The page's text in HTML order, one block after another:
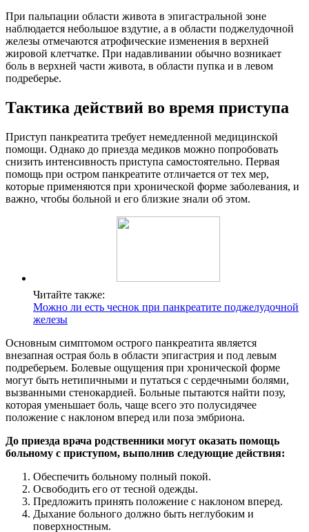
При пальпации области живота в эпигастральной зоне
наблюдается небольшое вздутие, а в области поджелудочной
железы отмечаются атрофические изменения в верхней
жировой клетчатке. При надавливании обычно возникает
боль в верхней части живота, в области пупка и в левом
подреберье.
Тактика действий во время приступа
Приступ панкреатита требует немедленной медицинской
помощи. Однако до приезда медиков можно попробовать
снизить интенсивность приступа самостоятельно. Первая
помощь при остром панкреатите отличается от тех мер,
которые применяются при хронической форме заболевания, и
важно, чтобы больной и его близкие знали об этом.
Читайте также:
Можно ли есть чеснок при панкреатите поджелудочной
железы
Основным симптомом острого панкреатита является
внезапная острая боль в области эпигастрия и под левым
подреберьем. Болевые ощущения при хронической форме
могут быть нетипичными и путаться с сердечными болями,
вызванными стенокардией. Больные пытаются найти позу,
которая уменьшает боль, чаще всего это полусидячее
положение с наклоном вперед или поза эмбриона.
До приезда врача родственники могут оказать помощь
больному с приступом, выполнив следующие действия:
Обеспечить больному полный покой.
Освободить его от тесной одежды.
Предложить принять положение с наклоном вперед.
Дыхание больного должно быть неглубоким и
поверхностным.